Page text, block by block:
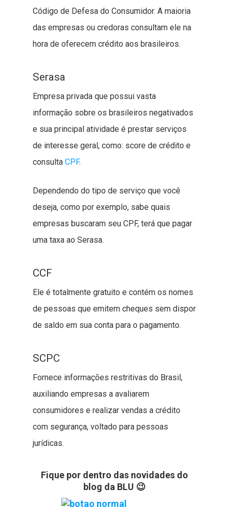
Código de Defesa do Consumidor. A maioria
das empresas ou credoras consultam ele na
hora de oferecem crédito aos brasileiros.
Serasa
Empresa privada que possui vasta
informação sobre os brasileiros negativados
e sua principal atividade é prestar serviços
de interesse geral, como: score de crédito e
consulta CPF.
Dependendo do tipo de serviço que você
deseja, como por exemplo, sabe quais
empresas buscaram seu CPF, terá que pagar
uma taxa ao Serasa.
CCF
Ele é totalmente gratuito e contém os nomes
de pessoas que emitem cheques sem dispor
de saldo em sua conta para o pagamento.
SCPC
Fornece informações restritivas do Brasil,
auxiliando empresas a avaliarem
consumidores e realizar vendas a crédito
com segurança, voltado para pessoas
jurídicas.
Fique por dentro das novidades do
blog da BLU 😉